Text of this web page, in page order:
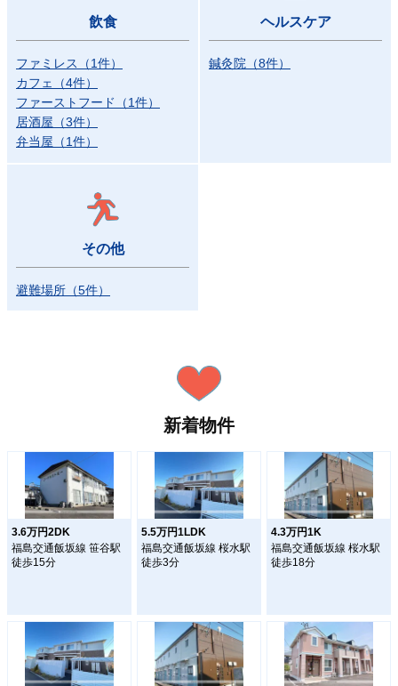
飲食
ファミレス （1件）
カフェ
（4件）
ファーストフード
（1件）
居酒屋 （3件）
弁当屋 （1件）
ヘルスケア
鍼灸院 （8件）
その他
避難場所 （5件）
新着物件
3.6万円2DK
福島交通飯坂線 笹谷駅
徒歩15分
5.5万円1LDK
福島交通飯坂線 桜水駅
徒歩3分
4.3万円1K
福島交通飯坂線 桜水駅
徒歩18分